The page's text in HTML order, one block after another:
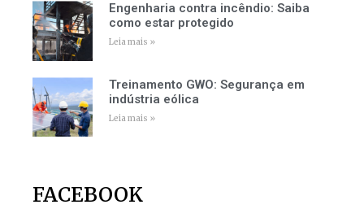
Engenharia contra incêndio: Saiba
como estar protegido
Leia mais »
Treinamento GWO: Segurança em
indústria eólica
Leia mais »
FACEBOOK